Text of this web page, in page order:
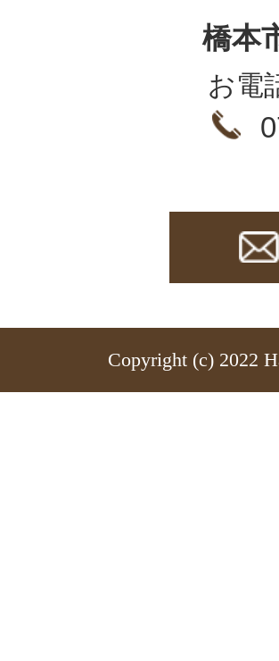
橋本
お電
Copyright (c) 2022